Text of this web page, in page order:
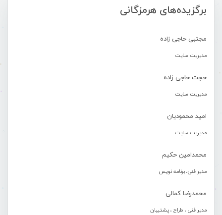
برگزیده‌های هرمزگانی
مجتبی حاجی زاده
مدیریت سایت
حجت حاجی زاده
مدیریت سایت
امید محمودیان
مدیریت سایت
محمدامین حکیم
مدیر فنی، برنامه نویس
محمدرضا کمالی
مدیر فنی ، طراح ، پشتیبان